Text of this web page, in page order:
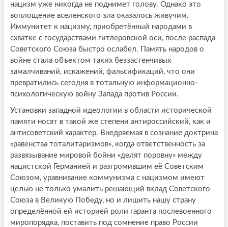
нацизм уже никогда не поднимет голову. Однако это
воплощение вселенского зла оказалось живучим.
Иммунитет к нацизму, приобретённый народами в
схватке с государствами гитлеровской оси, после распада
Советского Союза быстро ослабел. Память народов о
войне стала объектом таких беззастенчивых
замалчиваний, искажений, фальсификаций, что они
превратились сегодня в тотальную информационно-
психологическую войну Запада против России.
Установки западной идеологии в области исторической
памяти носят в такой же степени антироссийский, как и
антисоветский характер. Внедряемая в сознание доктрина
«равенства тоталитаризмов», когда ответственность за
развязывание мировой бойни «делят поровну» между
нацистской Германией и разгромившим её Советским
Союзом, уравнивание коммунизма с нацизмом имеют
целью не только умалить решающий вклад Советского
Союза в Великую Победу, но и лишить нашу страну
определённой ей историей роли гаранта послевоенного
миропорядка, поставить под сомнение право России